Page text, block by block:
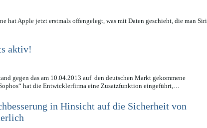
hat Apple jetzt erstmals offengelegt, was mit Daten geschieht, die man Siri
aktiv!
gegen das am 10.04.2013 auf den deutschen Markt gekommene
hat die Entwicklerfirma eine Zusatzfunktion eingeführt,…
in Hinsicht auf die Sicherheit von